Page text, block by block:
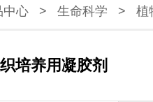
中心 > 生命科学 > 植
培养用凝胶剂